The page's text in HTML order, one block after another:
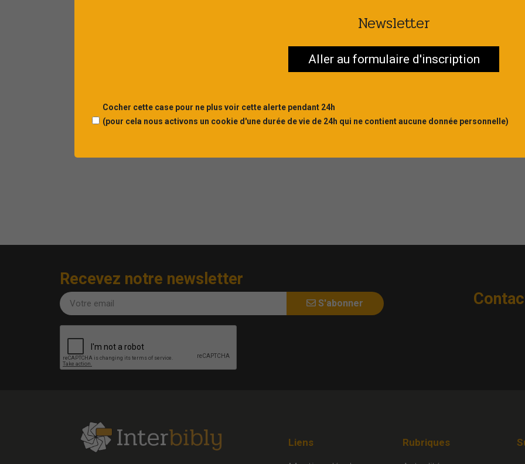
Recevez notre newsletter
S'abonner
Liens Rubriques
Newsletter
Aller au formulaire d'inscription
Cocher cette case pour ne plus voir cette alerte pendant 24h
(pour cela nous activons un cookie d'une durée de vie de 24h qui ne contient aucune donnée personnelle)